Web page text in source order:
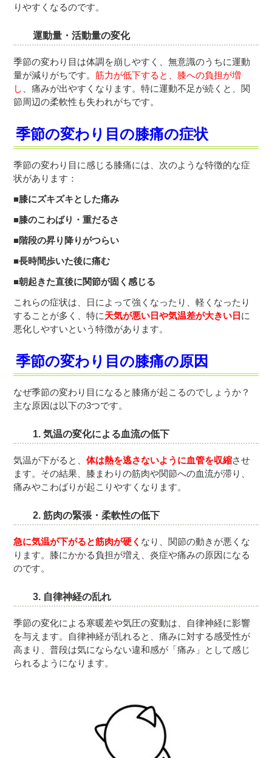
りやすくなるのです。
運動量・活動量の変化
季節の変わり目は体調を崩しやすく、無意識のうちに運動
量が減りがちです。筋力が低下すると、膝への負担が増
し
、痛みが出やすくなります。特に運動不足が続くと、関
節周辺の柔軟性も失われがちです。
季節の変わり目の膝痛の症状
季節の変わり目に感じる膝痛には、次のような特徴的な症
状があります：
■膝にズキズキとした痛み
■膝のこわばり・重だるさ
■階段の昇り降りがつらい
■長時間歩いた後に痛む
■朝起きた直後に関節が固く感じる
これらの症状は、日によって強くなったり、軽くなったり
することが多く、特に天気が悪い日や気温差が大きい日 に
悪化しやすいという特徴があります。
季節の変わり目の膝痛の原因
なぜ季節の変わり目になると膝痛が起こるのでしょうか？
主な原因は以下の3つです。
1.気温の変化による血流の低下
気温が下がると、体は熱を逃さないように血管を収縮させ
ます。その結果、膝まわりの筋肉や関節への血流が滞り、
痛みやこわばりが起こりやすくなります。
2.筋肉の緊張・柔軟性の低下
急に気温が下がると筋肉が硬く なり、関節の動きが悪くな
ります。膝にかかる負担が増え、炎症や痛みの原因になる
のです。
3. 自律神経の乱れ
季節の変化による寒暖差や気圧の変動は、自律神経に影響
を与えます。自律神経が乱れると、痛みに対する感受性が
高まり、普段は気にならない違和感が「痛み」として感じ
られるようになります。